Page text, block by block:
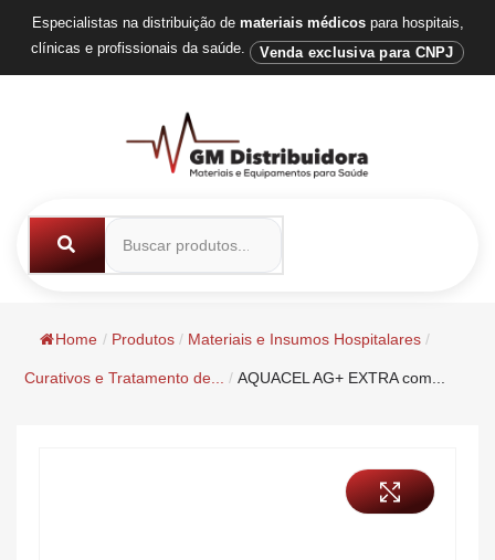
Especialistas na distribuição de materiais médicospara hospitais,
clínicas e profissionais da saúde.
Venda exclusiva para CNPJ
Home / Produtos / Materiais e Insumos Hospitalares /
Curativos e Tratamento de... / AQUACEL AG+ EXTRA com...